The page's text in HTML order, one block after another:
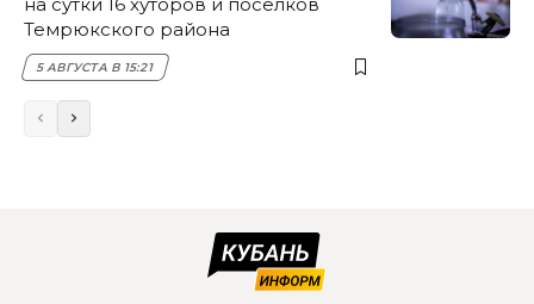
Темрюкского района
5 АВГУСТА В 15:21